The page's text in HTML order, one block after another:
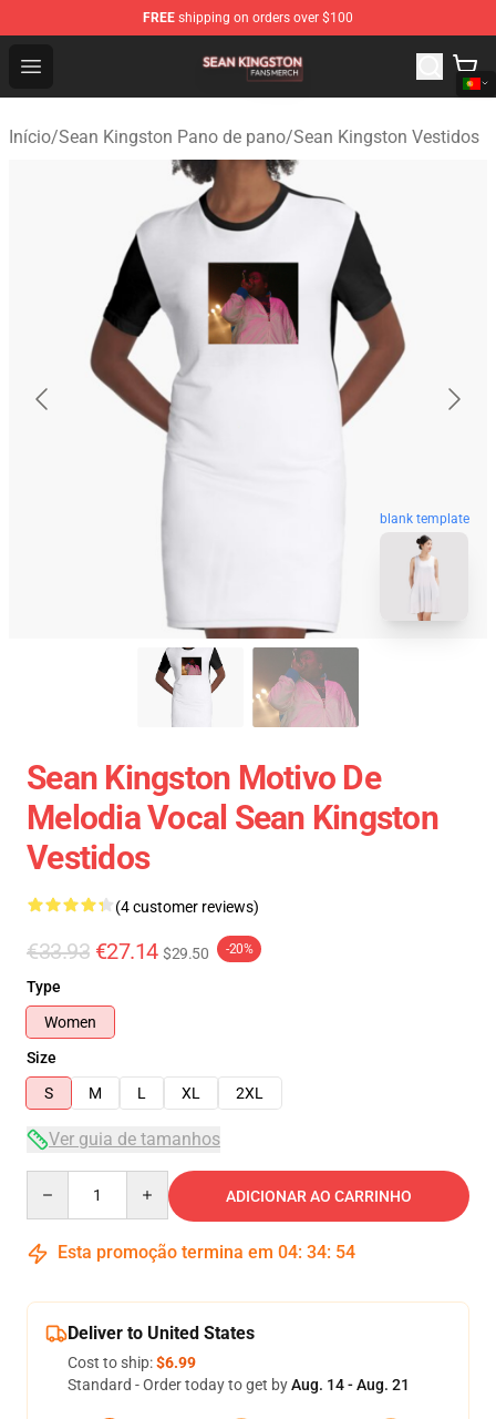
FREE shipping on orders over $100
Open menu
Sean Kingston Shop - Official Sean Kingston
Início/Sean Kingston Pano de pano/Sean Kingston Vestidos
blank template
Sean Kingston Motivo De
Melodia Vocal Sean Kingston
Vestidos
(4 customer reviews)
€33.93 €27.14 $29.50 -20%
Type
Women
Size
S
M L XL 2XL
Ver guia de tamanhos
ADICIONAR AO CARRINHO
Esta promoção termina em 04: 34: 54
Deliver to United States
Cost to ship:$6.99
Standard - Order today to get byAug. 14 - Aug. 21